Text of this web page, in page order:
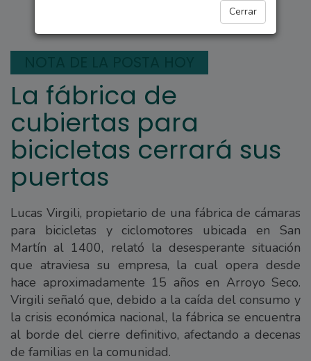
Cerrar
La fábrica de
cubiertas para
bicicletas cerrará sus
puertas
Lucas Virgili, propietario de una fábrica de cámaras
para bicicletas y ciclomotores ubicada en San
Martín al 1400, relató la desesperante situación
que atraviesa su empresa, la cual opera desde
hace aproximadamente 15 años en Arroyo Seco.
Virgili señaló que, debido a la caída del consumo y
la crisis económica nacional, la fábrica se encuentra
al borde del cierre definitivo, afectando a decenas
de familias en la comunidad.